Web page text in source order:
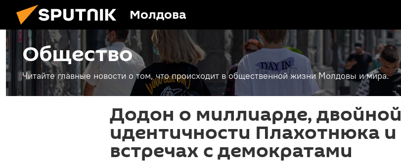
Молдова
Общество
Читайте главные новости о том, что происходит в общественной жизни Молдовы и мира.
Додон о миллиарде, двойной
идентичности Плахотнюка и
встречах с демократами